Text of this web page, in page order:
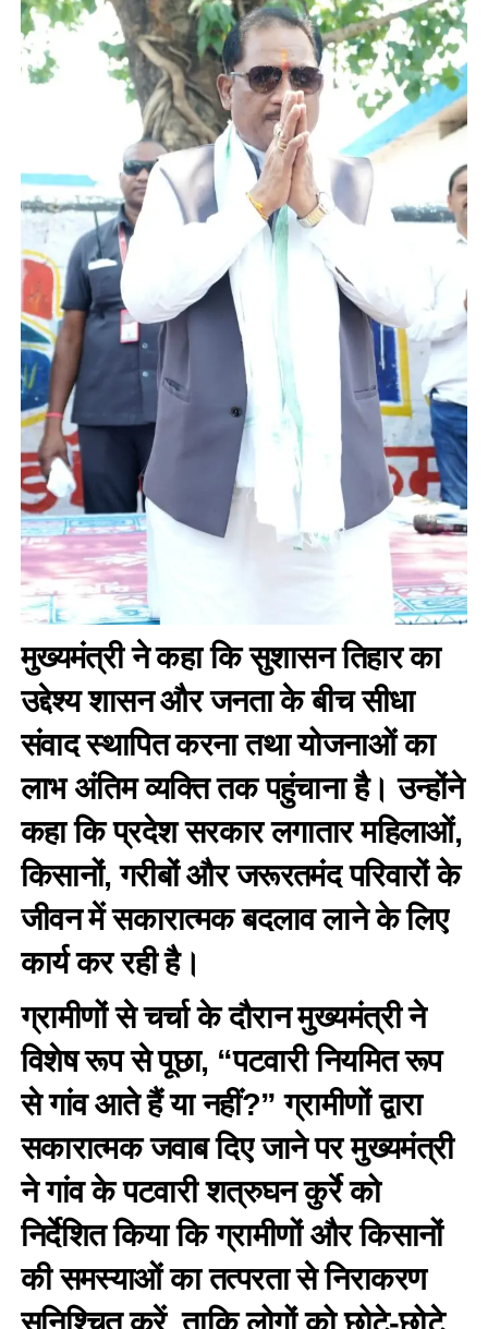
मुख्यमंत्री ने कहा कि सुशासन तिहार का
उद्देश्य शासन और जनता के बीच सीधा
संवाद स्थापित करना तथा योजनाओं का
लाभ अंतिम व्यक्ति तक पहुंचाना है। उन्होंने
कहा कि प्रदेश सरकार लगातार महिलाओं,
किसानों, गरीबों और जरूरतमंद परिवारों के
जीवन में सकारात्मक बदलाव लाने के लिए
कार्य कर रही है।
ग्रामीणों से चर्चा के दौरान मुख्यमंत्री ने
विशेष रूप से पूछा, “पटवारी नियमित रूप
से गांव आते हैं या नहीं?” ग्रामीणों द्वारा
सकारात्मक जवाब दिए जाने पर मुख्यमंत्री
ने गांव के पटवारी शत्रुघन कुर्रे को
निर्देशित किया कि ग्रामीणों और किसानों
की समस्याओं का तत्परता से निराकरण